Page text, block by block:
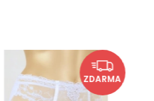
ZDARMA
Charmel
Podvazkový pás
ACA4951 - Lise
Kód: i10_P2209
EAN: 1210001930735
2 roky
1 959 Kč
- expedice ihned